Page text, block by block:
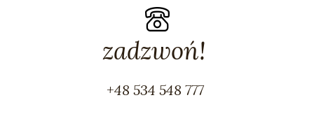
zadzwoń!
+48 534 548 777